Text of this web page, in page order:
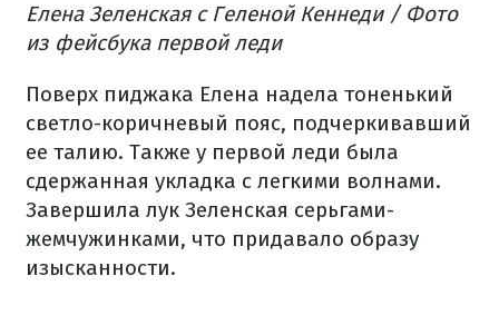
Елена Зеленская с Геленой Кеннеди / Фото
из фейсбука первой леди
Поверх пиджака Елена надела тоненький
светло-коричневый пояс, подчеркивавший
ее талию. Также у первой леди была
сдержанная укладка с легкими волнами.
Завершила лук Зеленская серьгами-
жемчужинками, что придавало образу
изысканности.